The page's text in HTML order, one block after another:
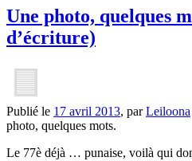
Une photo, quelques
d’écriture)
Publié le 17 avril 2013, parLeiloona
photo, quelques mots.
Le 77è déjà … punaise, voilà qui